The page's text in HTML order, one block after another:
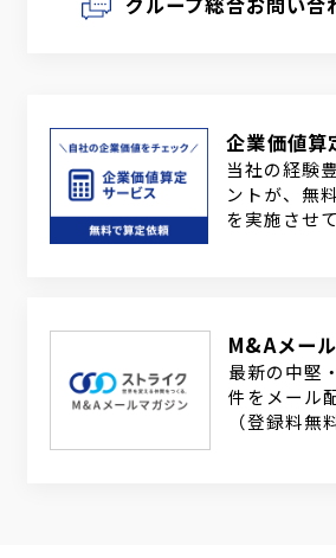
企業価値算
当社の経験
ントが、無
を実施させ
M&Aメー
最新の中堅
件をメール
（登録料無